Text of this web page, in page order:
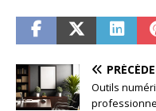
Outils